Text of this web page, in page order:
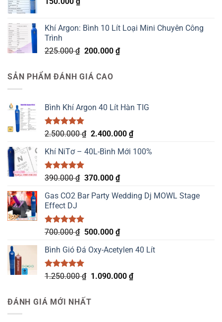
Khí Argon: Bình 10 Lít Loại Mini Chuyên Công
Trình
225.000₫ Giá
là:
225.000 ₫.
200.000 ₫Giá
SẢN PHẨM ĐÁNH GIÁ CAO
Bình Khí Argon 40 Lít Hàn TIG
Được xếp
5 sao
2.500.000₫ Giá
là:
2.400.000 ₫Giá
tại
Khí NiTơ – 40L-Bình Mới 100%
Được xếp
5.00
5 sao
390.000₫ Giá
là:
370.000 ₫Giá
tại
Gas CO2 Bar Party Wedding Dj MOWL Stage
Effect DJ
Được xếp
5.00
5 sao
700.000₫ Giá
là:
700.000 ₫.
500.000 ₫Giá
tại
500.000 ₫.
Bình Gió Đá Oxy-Acetylen 40 Lít
Được xếp
1.250.000₫ Giá
1.090.000 ₫Giá
ĐÁNH GIÁ MỚI NHẤT